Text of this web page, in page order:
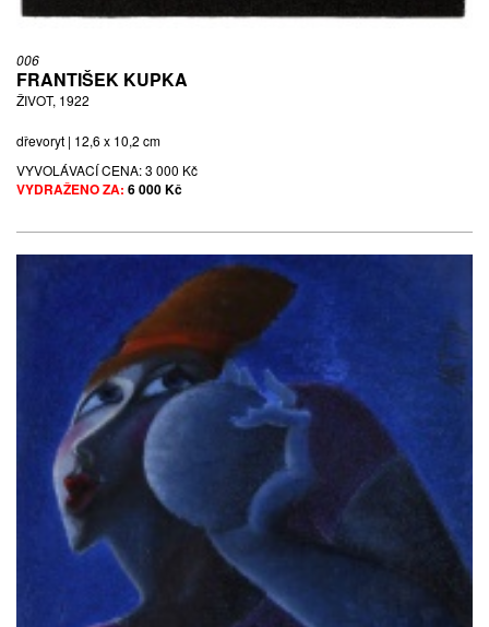
006
FRANTIŠEK KUPKA
ŽIVOT, 1922
dřevoryt | 12,6 x 10,2 cm
VYVOLÁVACÍ CENA:3 000 Kč
VYDRAŽENO ZA: 6 000 Kč